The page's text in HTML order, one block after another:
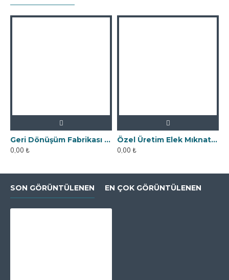
Geri Dönüşüm Fabrikası İçin Kolay Temizlenebilir Neodyum Elek Mıknatıs
0,00 ₺
Özel Üretim Elek Mıknatıs - Un Fabrikasına
0,00 ₺
SON GÖRÜNTÜLENEN EN ÇOK GÖRÜNTÜLENEN